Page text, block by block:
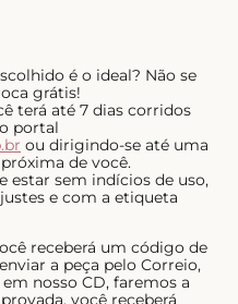
é o ideal? Não se
grátis!
terá até 7 dias corridos
portal
ou dirigindo-se até uma
de você.
estar sem indícios de uso,
e com a etiqueta
receberá um código de
a peça pelo Correio,
nosso CD, faremos a
você receberá